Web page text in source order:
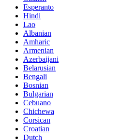
Esperanto
Hindi
Lao
Albanian
Amharic
Armenian
Azerbaijani
Belarusian
Bengali
Bosnian
Bulgarian
Cebuano
Chichewa
Corsican
Croatian
Dutch